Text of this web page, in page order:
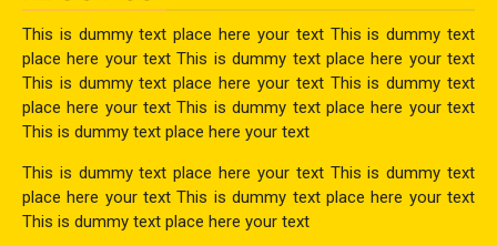
This is dummy text place here your text This is dummy text
place here your text This is dummy text place here your text
This is dummy text place here your text This is dummy text
place here your text This is dummy text place here your text
This is dummy text place here your text
This is dummy text place here your text This is dummy text
place here your text This is dummy text place here your text
This is dummy text place here your text